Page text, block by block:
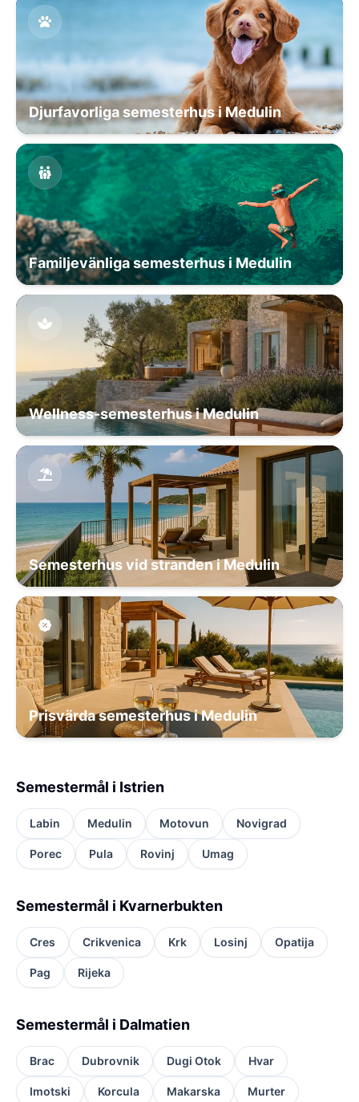
Djurfavorliga semesterhus i Medulin
Familjevänliga semesterhus i Medulin
Wellness-semesterhus i Medulin
Semesterhus vid stranden i Medulin
Prisvärda semesterhus i Medulin
Semestermål i Istrien
Labin Medulin Motovun Novigrad
Porec Pula Rovinj Umag
Semestermål i Kvarnerbukten
Cres Crikvenica Krk Losinj Opatija
Pag Rijeka
Semestermål i Dalmatien
Brac Dubrovnik Dugi Otok Hvar
Imotski Korcula Makarska Murter